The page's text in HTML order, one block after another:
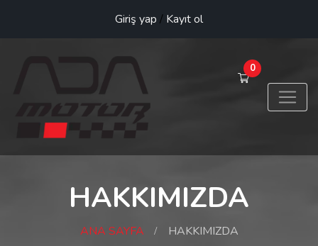
Giriş yap / Kayıt ol
0
HAKKIMIZDA
ANA SAYFA HAKKIMIZDA